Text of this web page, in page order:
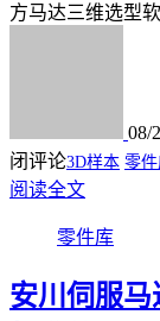
方马达三维选型
08/
闭评论3D样本 零
阅读全文
零件库
安川伺服